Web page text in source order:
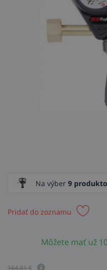
Na výber 9
Pridať do zoznamu
Môžete mať už
164,81€